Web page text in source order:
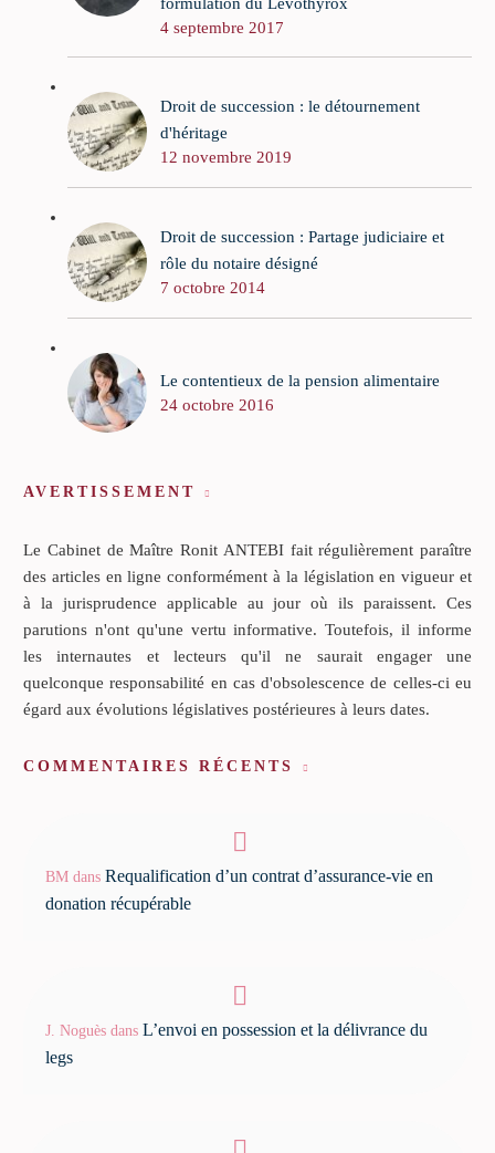
4 septembre 2017
Droit de succession : le détournement
d'héritage
12 novembre 2019
Droit de succession : Partage judiciaire et
rôle du notaire désigné
7 octobre 2014
Le contentieux de la pension alimentaire
24 octobre 2016
AVERTISSEMENT
Le Cabinet de Maître Ronit ANTEBI fait régulièrement paraître
des articles en ligne conformément à la législation en vigueur et
à la jurisprudence applicable au jour où ils paraissent. Ces
parutions n'ont qu'une vertu informative. Toutefois, il informe
les internautes et lecteurs qu'il ne saurait engager une
quelconque responsabilité en cas d'obsolescence de celles-ci eu
égard aux évolutions législatives postérieures à leurs dates.
COMMENTAIRES RÉCENTS
BM dans Requalification d’un contrat d’assurance-vie en
donation récupérable
J. Noguès dans L’envoi en possession et la délivrance du
legs